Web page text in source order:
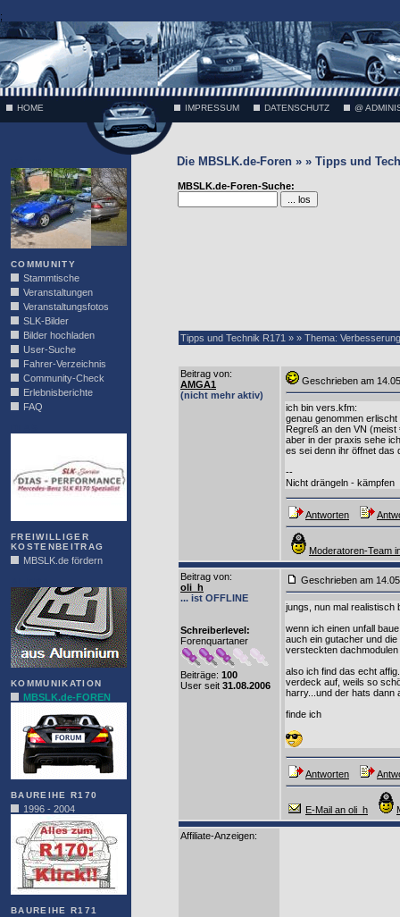
;
HOME IMPRESSUM DATENSCHUTZ @
COMMUNITY
Stammtische
Veranstaltungen
Veranstaltungsfotos
SLK-Bilder
Bilder hochladen
User-Suche
Fahrer-Verzeichnis
Community-Check
Erlebnisberichte
FAQ
FREIWILLIGER
KOSTENBEITRAG
MBSLK.de fördern
KOMMUNIKATION
MBSLK.de-FOREN
BAUREIHE R170
1996 - 2004
BAUREIHE R171
Die MBSLK.de-Foren » » Tipps und
MBSLK.de-Foren-Suche:
Tipps und Technik R171 » » Thema:
Beitrag von:
AMGA1
(nicht mehr aktiv)
Geschrieben am
ich bin vers.kfm:
genau genommen
Regreß an den VN (meist
aber in der praxis sehe
es sei denn ihr öffnet das
--
Nicht drängeln - kämpfen
Antworten
Moderatoren-Team
Beitrag von:
oli_h
... ist OFFLINE
Schreiberlevel:
Forenquartaner
Beiträge: 100
User seit 31.08.2006
Geschrieben am
jungs, nun mal realistisch
wenn ich einen unfall
auch ein gutacher und
versteckten
also ich find das echt
verdeck auf, weils so
harry...und der hats dann
finde ich
Antworten
E-Mail an oli_h
Affiliate-Anzeigen: